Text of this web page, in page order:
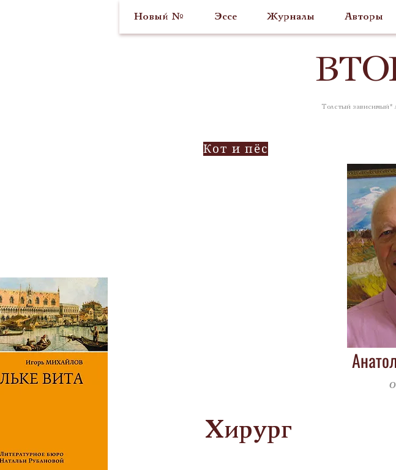
Новый № Эссе Журналы Авторы
Толстый зависимый*
Кот и пёс
Хирург